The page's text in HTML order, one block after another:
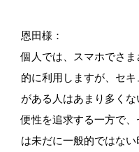
恩田様：
個人では、スマホでさ
的に利用しますが、セ
がある人はあまり多く
便性を追求する一方で
は未だに一般的ではない